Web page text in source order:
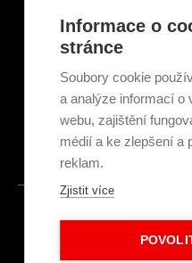
Intranet
©
Informace o
stránce
Soubory cookie
a analýze informací o
webu, zajištění
médií a ke zlepšení a
reklam.
Zjistit více